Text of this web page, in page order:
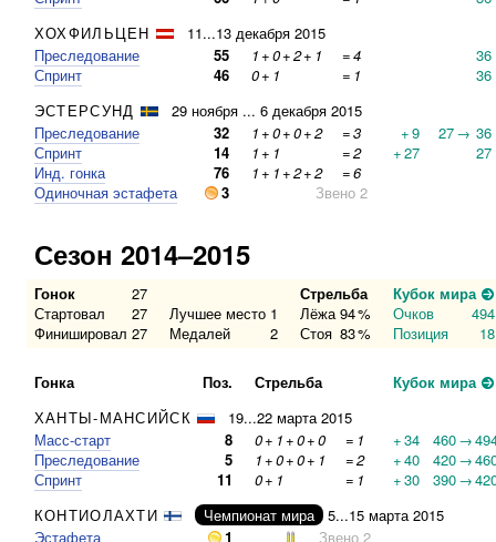
ХОХФИЛЬЦЕН
11...13 декабря 2015
Преследование
55 1+0+2+ 1 =4
36
Спринт
46 0+ 1 = 1
36
ЭСТЕРСУНД
29 ноября ... 6 декабря 2015
Преследование
32 1+0+0+2 =3 +9 27→ 36
Спринт
14 1+ 1 =2 +27
27
Инд. гонка
76 1+ 1+2+2 =6
Одиночная эстафета
3 Звено 2
Сезон 2014–2015
Гонок 27 Стрельба
Кубок мира
Стартовал
27 Лучшее место 1 Лёжа 94% Очков
494
Финишировал 27 Медалей 2 Стоя 83% Позиция 18
Гонка Поз. Стрельба
Кубок мира
ХАНТЫ-МАНСИЙСК
19...22 марта 2015
Масс-старт
8 0+ 1+0+0 = 1 +34 460→
Преследование
5 1+0+0+ 1 =2 +40 420→
Спринт
11 0+ 1 = 1 +30 390→
КОНТИОЛАХТИ
Чемпионат мира
5...15 марта 2015
Эстафета
1
Звено 2